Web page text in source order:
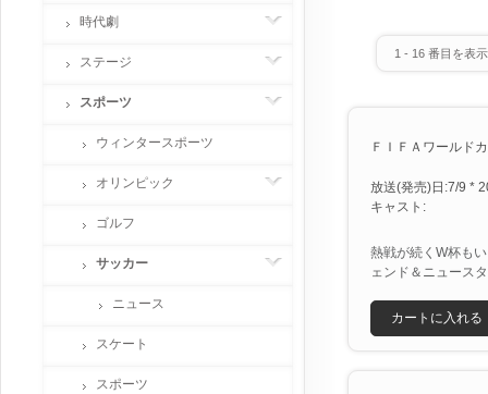
1 - 16 番目を表
ＦＩＦＡワールド
放送(発売)日:7/9 *
キャスト:
熱戦が続くW杯も
ェンド＆ニュース
カートに入れる
時代劇
ステージ
スポーツ
ウィンタースポーツ
オリンピック
ゴルフ
サッカー
ニュース
スケート
スポーツ